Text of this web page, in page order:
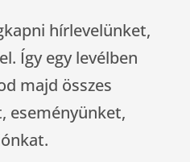
hírlevelünket,
Így egy levélben
majd összes
eseményünket,